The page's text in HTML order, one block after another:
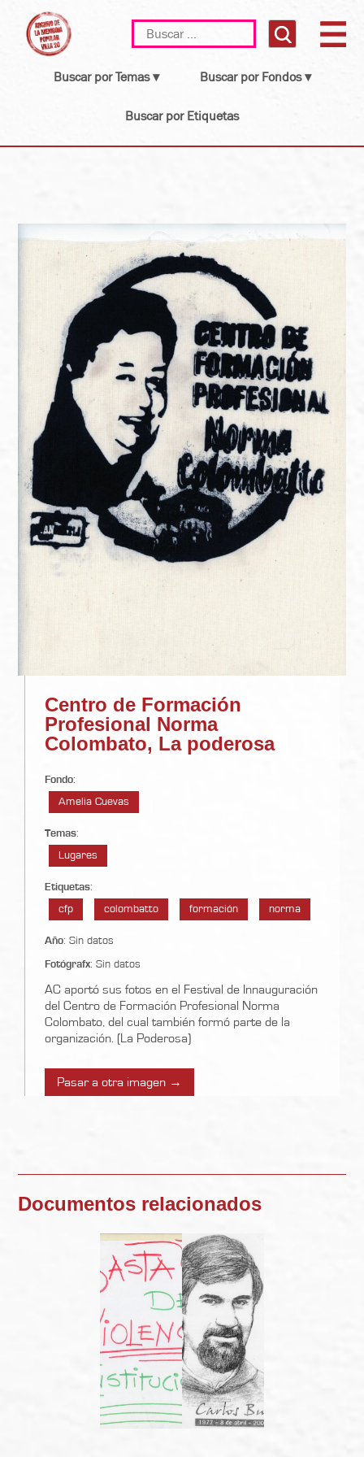
content
Buscar:
Buscar por Temas ▾ Buscar por Fondos ▾
Buscar por Etiquetas
Centro de Formación
Profesional Norma
Colombato, La poderosa
Fondo:
Amelia Cuevas
Temas:
Lugares
Etiquetas:
cfp
colombatto formación norma
Año: Sin datos
Fotógrafx: Sin datos
AC aportó sus fotos en el Festival de Innauguración
del Centro de Formación Profesional Norma
Colombato, del cual también formó parte de la
organización. (La Poderosa)
Pasar a otra imagen →
Documentos relacionados